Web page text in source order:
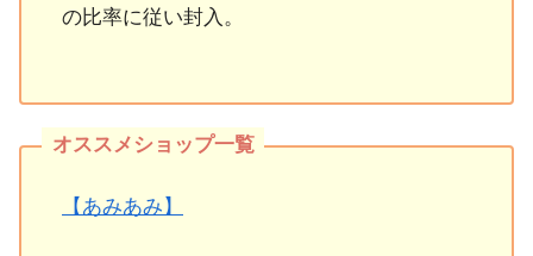
の比率に従い封入。
【あみあみ】